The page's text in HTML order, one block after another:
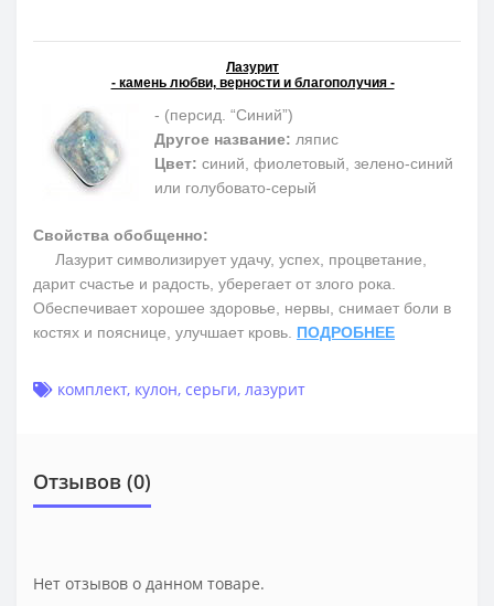
Лазурит
- камень любви, верности и благополучия -
- (персид. “Синий”)
Другое название: ляпис
Цвет: синий, фиолетовый, зелено-синий
или голубовато-серый
Свойства обобщенно:
Лазурит символизирует удачу, успех, процветание,
дарит счастье и радость, уберегает от злого рока.
Обеспечивает хорошее здоровье, нервы, снимает боли в
костях и пояснице, улучшает кровь. ПОДРОБНЕЕ
комплект, кулон, серьги, лазурит
Отзывов (0)
Нет отзывов о данном товаре.